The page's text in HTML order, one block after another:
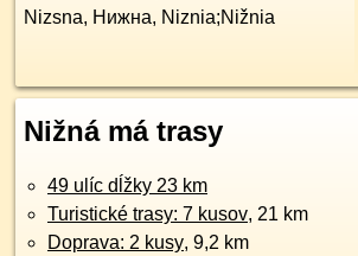
Nizsna, Нижна, Niznia;Nižnia
Nižná má trasy
49 ulíc dĺžky 23 km
Turistické trasy: 7 kusov, 21 km
Doprava: 2 kusy, 9,2 km